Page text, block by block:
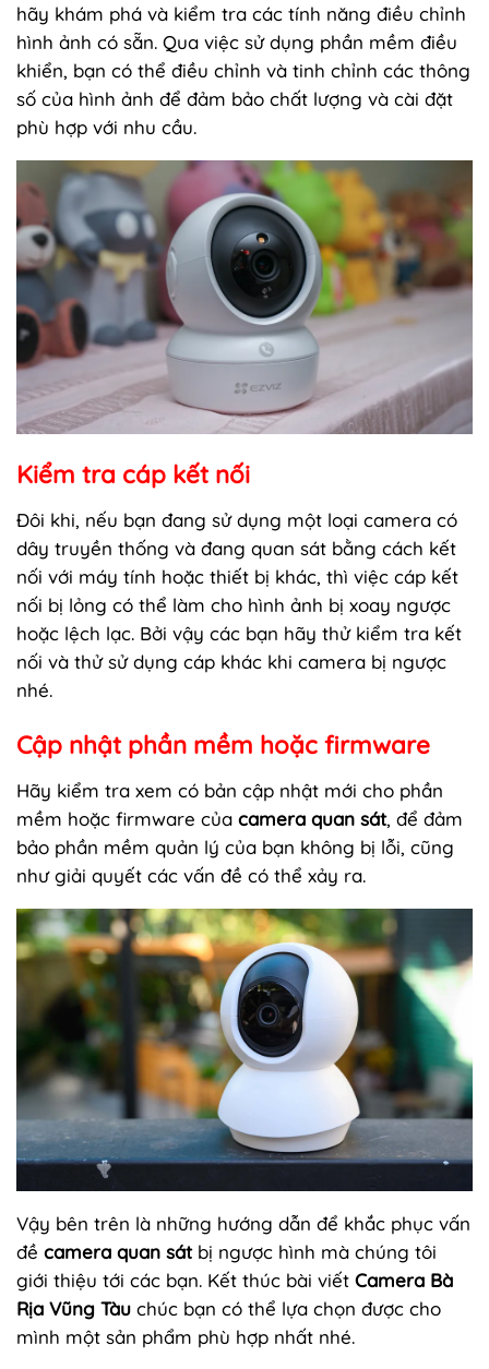
hãy khám phá và kiểm tra các tính năng điều chỉnh
hình ảnh có sẵn. Qua việc sử dụng phần mềm điều
khiển, bạn có thể điều chỉnh và tinh chỉnh các thông
số của hình ảnh để đảm bảo chất lượng và cài đặt
phù hợp với nhu cầu.
Kiểm tra cáp kết nối
Đôi khi, nếu bạn đang sử dụng một loại camera có
dây truyền thống và đang quan sát bằng cách kết
nối với máy tính hoặc thiết bị khác, thì việc cáp kết
nối bị lỏng có thể làm cho hình ảnh bị xoay ngược
hoặc lệch lạc. Bởi vậy các bạn hãy thử kiểm tra kết
nối và thử sử dụng cáp khác khi camera bị ngược
nhé.
Cập nhật phần mềm hoặc firmware
Hãy kiểm tra xem có bản cập nhật mới cho phần
mềm hoặc firmware của camera quan sát, để đảm
bảo phần mềm quản lý của bạn không bị lỗi, cũng
như giải quyết các vấn đề có thể xảy ra.
Vậy bên trên là những hướng dẫn để khắc phục vấn
đề camera quan sátbị ngược hình mà chúng tôi
giới thiệu tới các bạn. Kết thúc bài viết Camera Bà
Rịa Vũng Tàu chúc bạn có thể lựa chọn được cho
mình một sản phẩm phù hợp nhất nhé.